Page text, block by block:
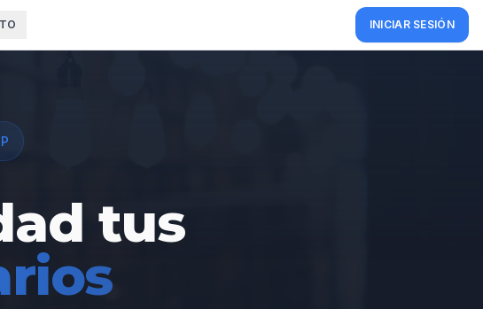
INICIAR SESIÓN
tus